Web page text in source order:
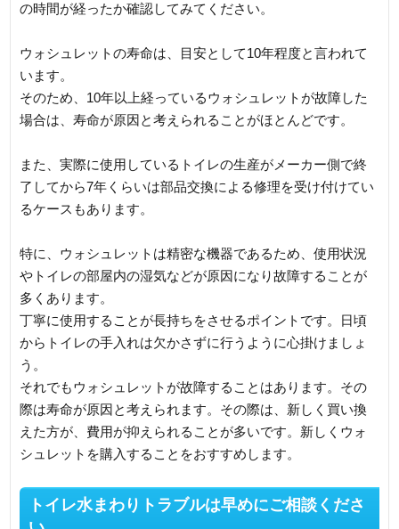
の時間が経ったか確認してみてください。
ウォシュレットの寿命は、目安として10年程度と言われて
います。
そのため、10年以上経っているウォシュレットが故障した
場合は、寿命が原因と考えられることがほとんどです。
また、実際に使用しているトイレの生産がメーカー側で終
了してから7年くらいは部品交換による修理を受け付けてい
るケースもあります。
特に、ウォシュレットは精密な機器であるため、使用状況
やトイレの部屋内の湿気などが原因になり故障することが
多くあります。
丁寧に使用することが長持ちをさせるポイントです。日頃
からトイレの手入れは欠かさずに行うように心掛けましょ
う。
それでもウォシュレットが故障することはあります。その
際は寿命が原因と考えられます。その際は、新しく買い換
えた方が、費用が抑えられることが多いです。新しくウォ
シュレットを購入することをおすすめします。
トイレ水まわりトラブルは早めにご相談くださ